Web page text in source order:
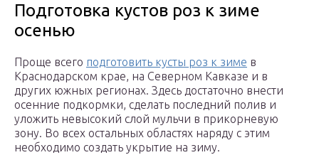
Подготовка кустов роз к зиме
осенью
Проще всего подготовить кусты роз к зиме в
Краснодарском крае, на Северном Кавказе и в
других южных регионах. Здесь достаточно внести
осенние подкормки, сделать последний полив и
уложить невысокий слой мульчи в прикорневую
зону. Во всех остальных областях наряду с этим
необходимо создать укрытие на зиму.